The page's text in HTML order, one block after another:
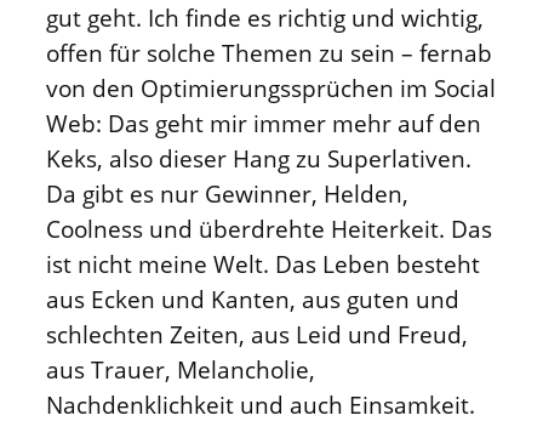
gut geht. Ich finde es richtig und wichtig,
offen für solche Themen zu sein – fernab
von den Optimierungssprüchen im Social
Web: Das geht mir immer mehr auf den
Keks, also dieser Hang zu Superlativen.
Da gibt es nur Gewinner, Helden,
Coolness und überdrehte Heiterkeit. Das
ist nicht meine Welt. Das Leben besteht
aus Ecken und Kanten, aus guten und
schlechten Zeiten, aus Leid und Freud,
aus Trauer, Melancholie,
Nachdenklichkeit und auch Einsamkeit.